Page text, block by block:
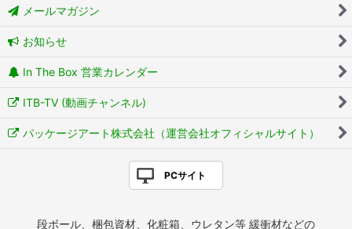
メールマガジン
お知らせ
In The Box 営業カレンダー
ITB-TV (動画チャンネル)
パッケージアート株式会社（運営会社オフィシャルサイト）
PCサイト
段ボール、梱包資材、化粧箱、ウレタン等 緩衝材などの